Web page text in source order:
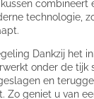
combineert
technologie,
Dankzij het
onder de tijk
en
Zo geniet u van